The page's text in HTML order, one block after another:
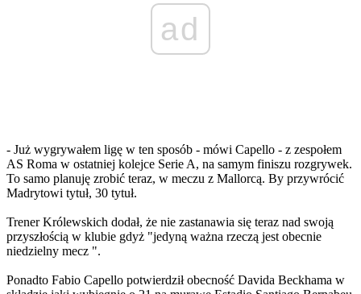
ad
- Już wygrywałem ligę w ten sposób - mówi Capello - z zespołem
AS Roma w ostatniej kolejce Serie A, na samym finiszu rozgrywek.
To samo planuję zrobić teraz, w meczu z Mallorcą. By przywrócić
Madrytowi tytuł, 30 tytuł.
Trener Królewskich dodał, że nie zastanawia się teraz nad swoją
przyszłością w klubie gdyż "jedyną ważna rzeczą jest obecnie
niedzielny mecz ".
Ponadto Fabio Capello potwierdził obecność Davida Beckhama w